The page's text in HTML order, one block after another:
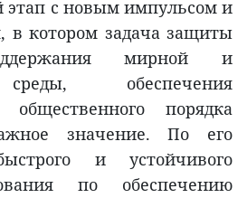
этап с новым импульсом и
в котором задача защиты
мирной и
обеспечения
общественного порядка
значение. По его
и устойчивого
по обеспечению